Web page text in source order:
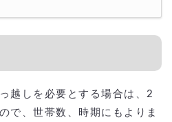
越しを必要とする場合は、2
で、世帯数、時期にもよりま